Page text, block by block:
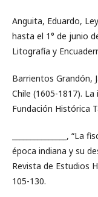
Anguita, Eduardo,
hasta el 1° de junio
Litografía y
Barrientos Grandón,
Chile (1605-1817).
Fundación Histórica
_______________,
época indiana y su
Revista de Estudios
105-130.